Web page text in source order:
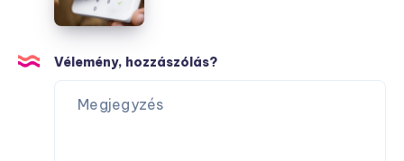
Capital
One
Platinum
Secured
Vélemény, hozzászólás?